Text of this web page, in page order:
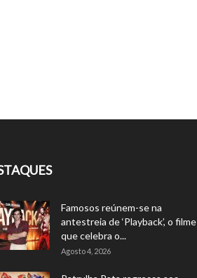
Famosos reúnem-se na
antestreia de ‘Playback’, o filme
que celebra o...
Agosto 4, 2026